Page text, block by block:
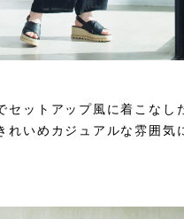
セットアップ風に着こなし
れいめカジュアルな雰囲気